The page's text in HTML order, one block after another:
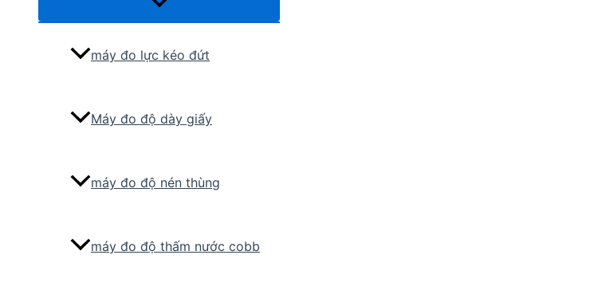
máy đo lực kéo đứt
Máy đo độ dày giấy
máy đo độ nén thùng
máy đo độ thấm nước cobb